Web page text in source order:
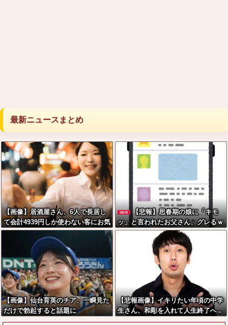
最新ニュースまとめ
【画像】居酒屋さん、6人で長居し
て会計4939円しか使わない客にお気
持ち表明してしまう←コレどっちが
悪いんや？？？？？？
NEW
【悲報】思春期の娘に「キモ
ッ」と言われたお父さん、グレるｗ
ｗｗｗｗｗｗ
【画像】仙台育英のチア、一瞬見た
だけで勃起すると話題に
【悲報画像】イキリたい年頃の中学
生さん、和彫を入れて人生終了へ←
これw w w w w w